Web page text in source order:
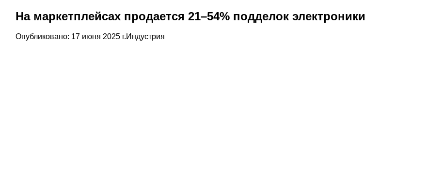
На маркетплейсах продается 21–54% подделок электроники
Опубликовано: 17 июня 2025 г.Индустрия